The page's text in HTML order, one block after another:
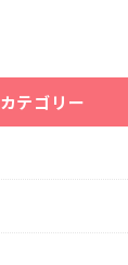
カテゴリー